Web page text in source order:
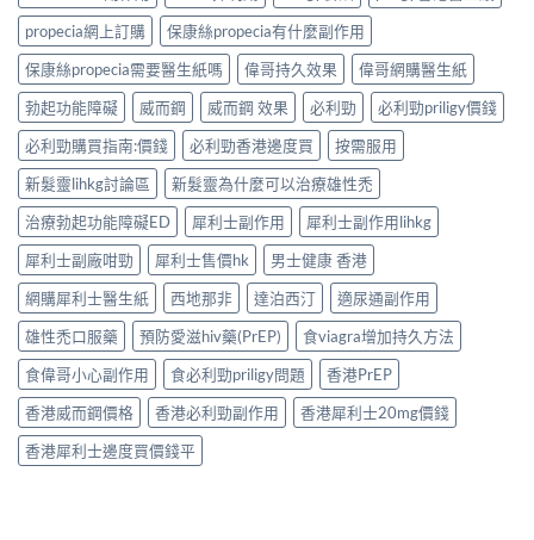
propecia網上訂購
保康絲propecia有什麼副作用
保康絲propecia需要醫生紙嗎
偉哥持久效果
偉哥網購醫生紙
勃起功能障礙
威而鋼 威而鋼 效果 必利勁
必利勁priligy價錢
必利勁購買指南:價錢
必利勁香港邊度買
按需服用
新髮靈lihkg討論區
新髮靈為什麼可以治療雄性禿
治療勃起功能障礙ED
犀利士副作用
犀利士副作用lihkg
犀利士副廠咁勁
犀利士售價hk
男士健康 香港
網購犀利士醫生紙
西地那非 達泊西汀
適尿通副作用
雄性禿口服藥
預防愛滋hiv藥(PrEP)
食viagra增加持久方法
食偉哥小心副作用
食必利勁priligy問題
香港PrEP
香港威而鋼價格
香港必利勁副作用
香港犀利士20mg價錢
香港犀利士邊度買價錢平